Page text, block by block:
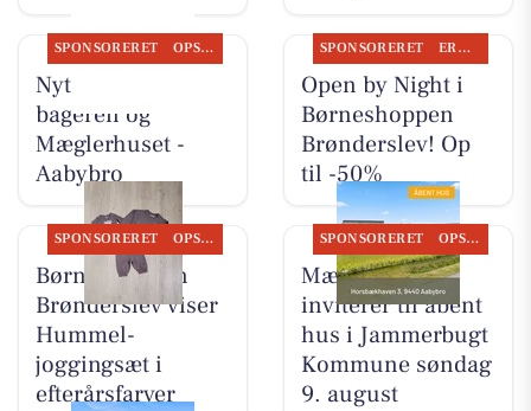
SPONSORERET OPSLAGSTAVLEN
Nyt fra Aaby-
bageren og
Mæglerhuset -
Aabybro
SPONSORERET ERHVERV
Open by Night i
Børneshoppen
Brønderslev! Op
til -50%
SPONSORERET OPSLAGSTAVLEN
Børneshoppen
Brønderslev viser
Hummel-
joggingsæt i
efterårsfarver
SPONSORERET OPSLAGSTAVLEN
Mæglerhuset
inviterer til åbent
hus i Jammerbugt
Kommune søndag
9. august